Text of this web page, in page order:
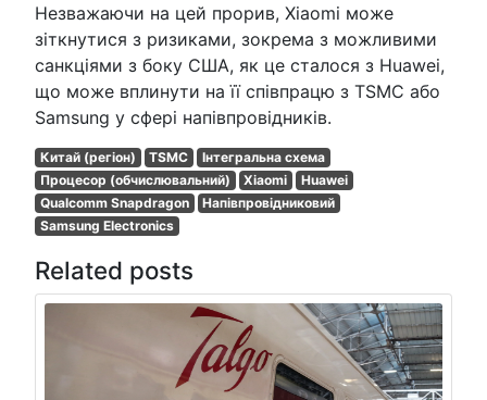
Незважаючи на цей прорив, Xiaomi може
зіткнутися з ризиками, зокрема з можливими
санкціями з боку США, як це сталося з Huawei,
що може вплинути на її співпрацю з TSMC або
Samsung у сфері напівпровідників.
Китай (регіон) TSMC
Інтегральна схема
Процесор (обчислювальний)
Xiaomi
Huawei
Qualcomm Snapdragon
Напівпровідниковий
Samsung Electronics
Related posts